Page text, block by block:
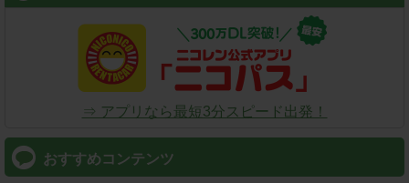
⇒ アプリなら最短3分スピード出発！
おすすめコンテンツ